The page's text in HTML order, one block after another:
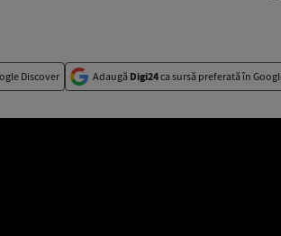
Discover Adaugă Digi24ca sursă preferată în